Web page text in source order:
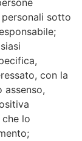
sotto
con la
lo